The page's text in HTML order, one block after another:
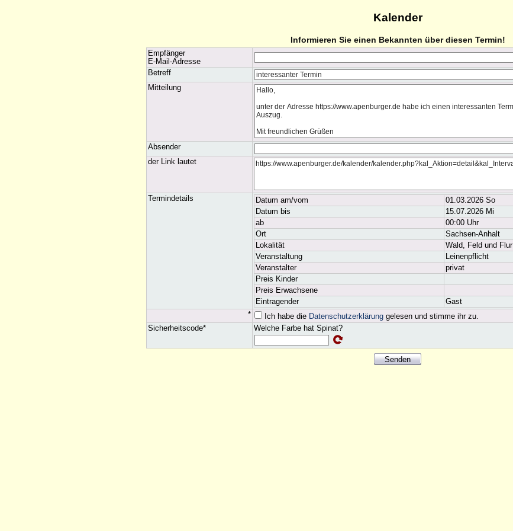
Kalender
Informieren Sie einen Bekannten über diesen Termin!
Empfänger
E-Mail-Adresse
Betreff
Mitteilung
Absender
der Link lautet
Termindetails Datum am/vom
01.03.2026 So
Datum bis
15.07.2026 Mi
ab
00:00 Uhr
Ort
Sachsen-Anhalt
Lokalität
Wald, Feld und Flur
Veranstaltung
Leinenpflicht
Veranstalter
privat
Preis Kinder
Preis Erwachsene
Eintragender
Gast
*
Ich habe die Datenschutzerklärung gelesen und stimme ihr zu.
Sicherheitscode*
Welche Farbe hat Spinat?